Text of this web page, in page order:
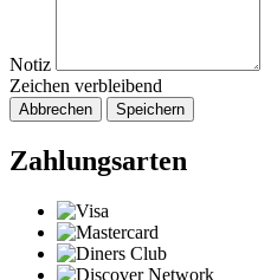
Notiz
Zeichen verbleibend
Abbrechen Speichern
Zahlungsarten